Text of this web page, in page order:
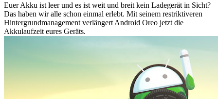
Euer Akku ist leer und es ist weit und breit kein Ladegerät in Sicht?
Das haben wir alle schon einmal erlebt. Mit seinem restriktiveren
Hintergrundmanagement verlängert Android Oreo jetzt die
Akkulaufzeit eures Geräts.